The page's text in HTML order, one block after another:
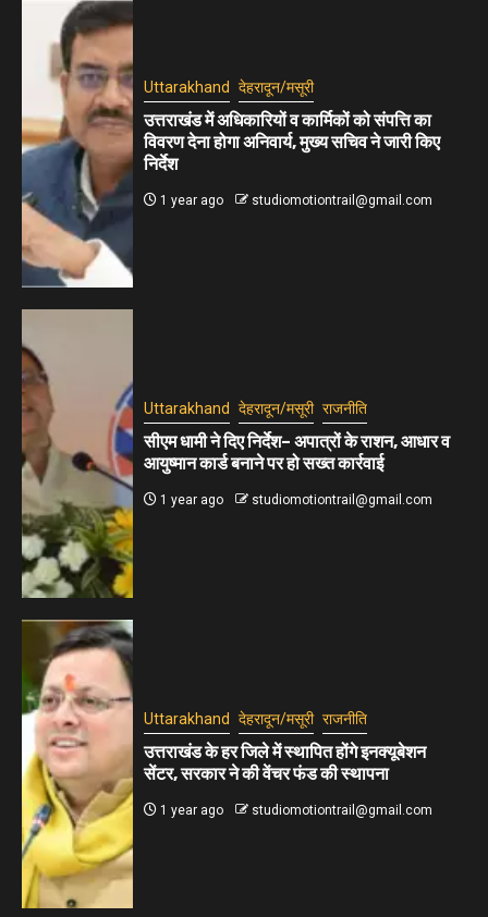
Uttarakhand देहरादून/मसूरी
उत्तराखंड में अधिकारियों व कार्मिकों को संपत्ति का
विवरण देना होगा अनिवार्य, मुख्य सचिव ने जारी किए
निर्देश
1 year ago studiomotiontrail@gmail.com
Uttarakhand देहरादून/मसूरी राजनीति
सीएम धामी ने दिए निर्देश– अपात्रों के राशन, आधार व
आयुष्मान कार्ड बनाने पर हो सख्त कार्रवाई
1 year ago studiomotiontrail@gmail.com
Uttarakhand देहरादून/मसूरी राजनीति
उत्तराखंड के हर जिले में स्थापित होंगे इनक्यूबेशन
सेंटर, सरकार ने की वेंचर फंड की स्थापना
1 year ago studiomotiontrail@gmail.com